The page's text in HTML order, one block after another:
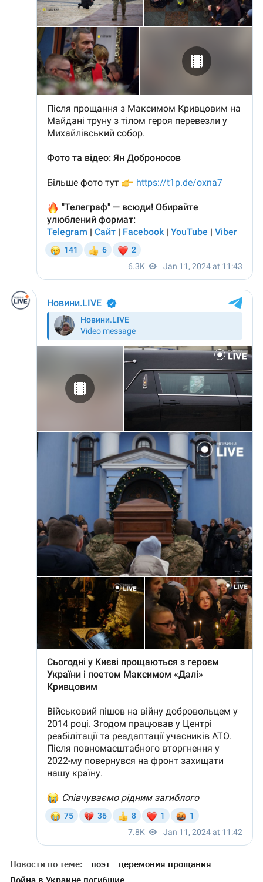
Новости по теме: поэт
церемония прощания